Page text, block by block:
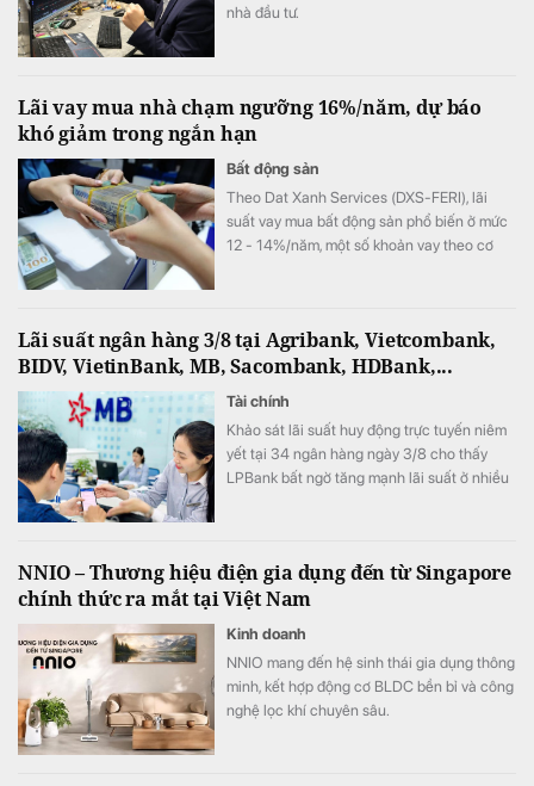
nhà đầu tư.
Lãi vay mua nhà chạm ngưỡng 16%/năm, dự báo
khó giảm trong ngắn hạn
Bất động sản
Theo Dat Xanh Services (DXS-FERI), lãi
suất vay mua bất động sản phổ biến ở mức
12 - 14%/năm, một số khoản vay theo cơ
Lãi suất ngân hàng 3/8 tại Agribank, Vietcombank,
BIDV, VietinBank, MB, Sacombank, HDBank,...
Tài chính
Khảo sát lãi suất huy động trực tuyến niêm
yết tại 34 ngân hàng ngày 3/8 cho thấy
LPBank bất ngờ tăng mạnh lãi suất ở nhiều
NNIO – Thương hiệu điện gia dụng đến từ Singapore
chính thức ra mắt tại Việt Nam
Kinh doanh
NNIO mang đến hệ sinh thái gia dụng thông
minh, kết hợp động cơ BLDC bền bỉ và công
nghệ lọc khí chuyên sâu.